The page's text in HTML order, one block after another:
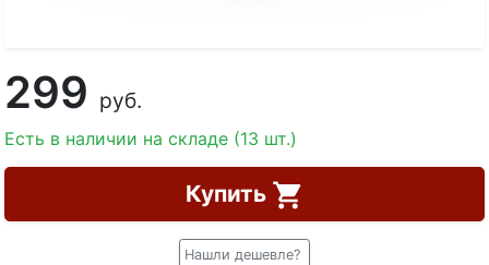
299 руб.
Есть в наличии на складе (13 шт.)
Купить
Нашли дешевле?